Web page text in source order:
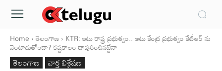
Home తెలంగాణ KTR: ఇటు రాష్ట్ర ప్రభుత్వం.. అటు కేంద్ర ప్రభుత్వం కేటీఆర్ ను
వెంటాడుతోందా? కష్టకాలం దాపురించినట్టేనా
తెలంగాణ వార్త విశ్లేషణ